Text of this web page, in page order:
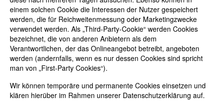
einem solchen Cookie die Interessen der Nutzer gespeichert
werden, die für Reichweitenmessung oder Marketingzwecke
verwendet werden. Als „Third-Party-Cookie“ werden Cookies
bezeichnet, die von anderen Anbietern als dem
Verantwortlichen, der das Onlineangebot betreibt, angeboten
werden (andernfalls, wenn es nur dessen Cookies sind spricht
man von „First-Party Cookies“).
Wir können temporäre und permanente Cookies einsetzen und
klären hierüber im Rahmen unserer Datenschutzerklärung auf.